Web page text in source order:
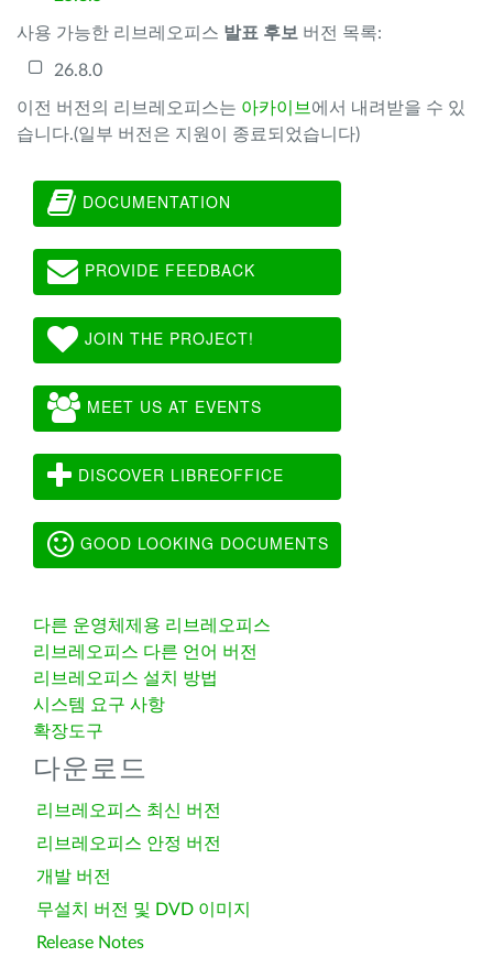
사용 가능한 리브레오피스 발표 후보 버전 목록:
26.8.0
이전 버전의 리브레오피스는 아카이브 에서 내려받을 수 있
습니다.(일부 버전은 지원이 종료되었습니다)
DOCUMENTATION
PROVIDE FEEDBACK
JOIN THE PROJECT!
MEET US AT EVENTS
DISCOVER LIBREOFFICE
GOOD LOOKING DOCUMENTS
다른 운영체제용 리브레오피스
리브레오피스 다른 언어 버전
리브레오피스 설치 방법
시스템 요구 사항
확장도구
다운로드
리브레오피스 최신 버전
리브레오피스 안정 버전
개발 버전
무설치 버전 및 DVD 이미지
Release Notes